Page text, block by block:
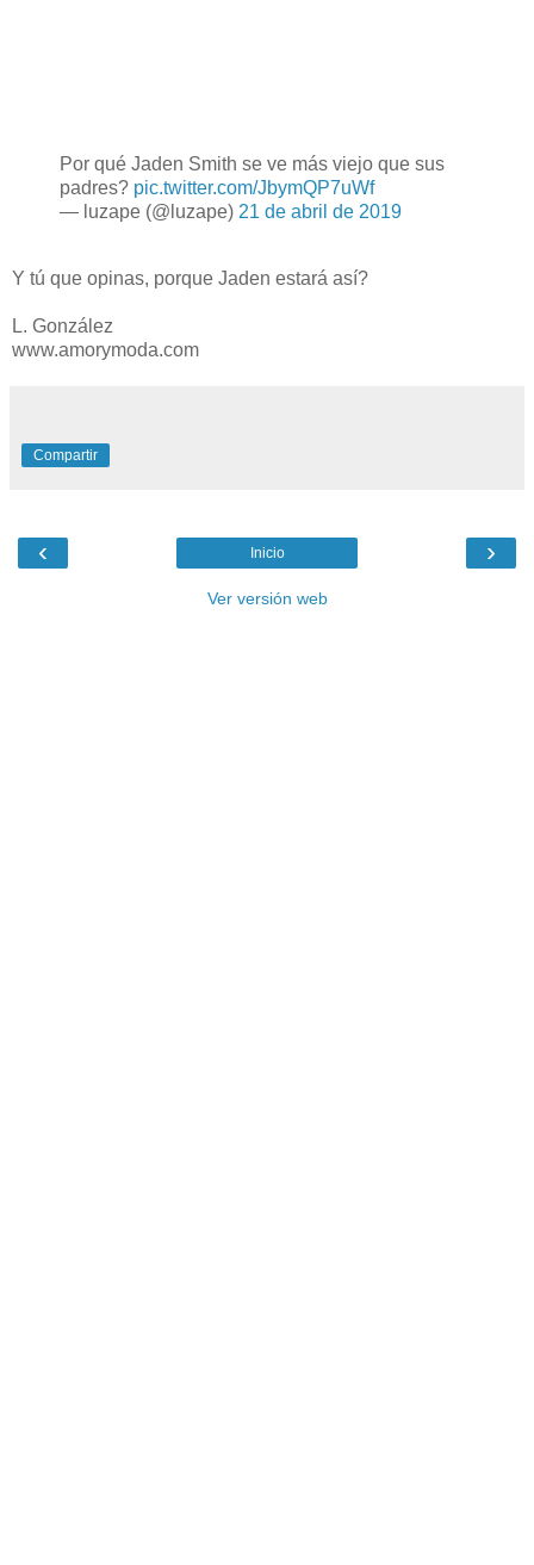
Por qué Jaden Smith se ve más viejo que sus
padres? pic.twitter.com/JbymQP7uWf
— luzape (@luzape) 21 de abril de 2019
Y tú que opinas, porque Jaden estará así?
L. González
www.amorymoda.com
Compartir
‹ ›
Inicio
Ver versión web